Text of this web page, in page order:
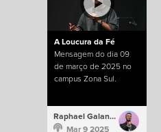
A Loucura da Fé
Mensagem do dia 09
de março de 2025 no
campus Zona Sul.
Raphael Galante
Mar 9 2025